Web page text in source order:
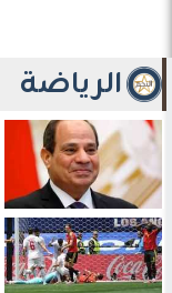
الرياضة